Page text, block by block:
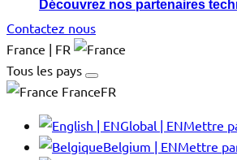
Découvrez nos partenaires
Contactez nous
France | FR
Tous les pays
FranceFR
Global | ENMettre
Belgium | ENMettre